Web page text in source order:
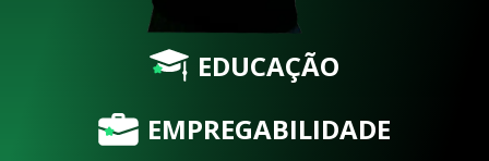
EDUCAÇÃO
EMPREGABILIDADE